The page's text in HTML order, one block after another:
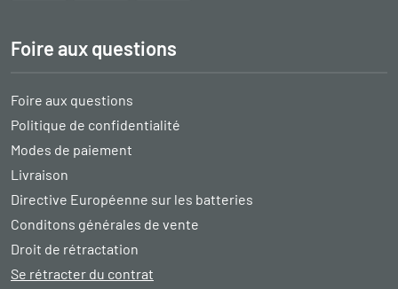
Foire aux questions
Foire aux questions
Politique de confidentialité
Modes de paiement
Livraison
Directive Européenne sur les batteries
Conditons générales de vente
Droit de rétractation
Se rétracter du contrat